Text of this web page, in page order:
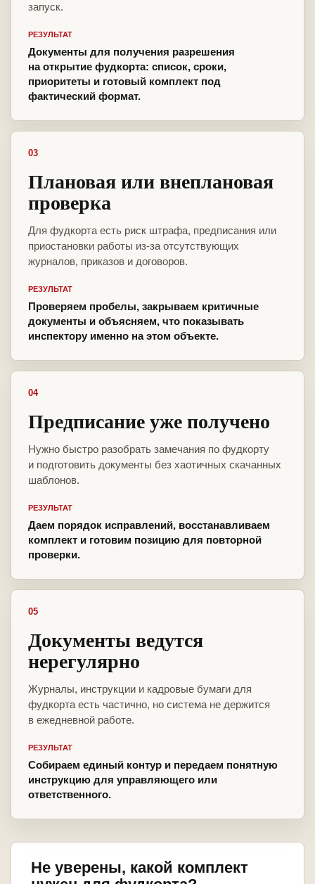
запуск.
РЕЗУЛЬТАТ
Документы для получения разрешения
на открытие фудкорта: список, сроки,
приоритеты и готовый комплект под
фактический формат.
03
Плановая или внеплановая
проверка
Для фудкорта есть риск штрафа, предписания или
приостановки работы из-за отсутствующих
журналов, приказов и договоров.
РЕЗУЛЬТАТ
Проверяем пробелы, закрываем критичные
документы и объясняем, что показывать
инспектору именно на этом объекте.
04
Предписание уже получено
Нужно быстро разобрать замечания по фудкорту
и подготовить документы без хаотичных скачанных
шаблонов.
РЕЗУЛЬТАТ
Даем порядок исправлений, восстанавливаем
комплект и готовим позицию для повторной
проверки.
05
Документы ведутся
нерегулярно
Журналы, инструкции и кадровые бумаги для
фудкорта есть частично, но система не держится
в ежедневной работе.
РЕЗУЛЬТАТ
Собираем единый контур и передаем понятную
инструкцию для управляющего или
ответственного.
Не уверены, какой комплект